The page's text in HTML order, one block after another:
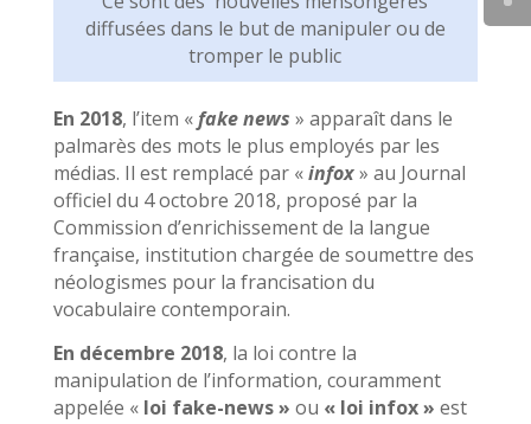
diffusées dans le but de manipuler ou de
tromper le public
En 2018, l’item «fake news » apparaît dans le
palmarès des mots le plus employés par les
médias. Il est remplacé par «infox» au Journal
officiel du 4 octobre 2018, proposé par la
Commission d’enrichissement de la langue
française, institution chargée de soumettre des
néologismes pour la francisation du
vocabulaire contemporain.
En décembre 2018, la loi contre la
manipulation de l’information, couramment
appelée «loi fake-news » ou « loi infox » est